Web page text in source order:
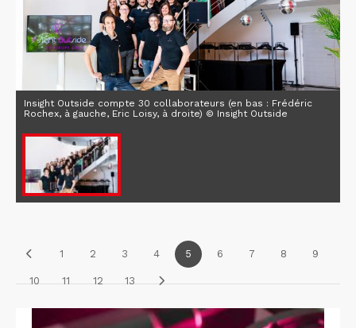
Insight Outside compte 30 collaborateurs (en bas : Frédéric
Rochex, à gauche, Eric Loisy, à droite) © Insight Outside
1 2 3 4 5 6 7 8 9
10 11 12 13